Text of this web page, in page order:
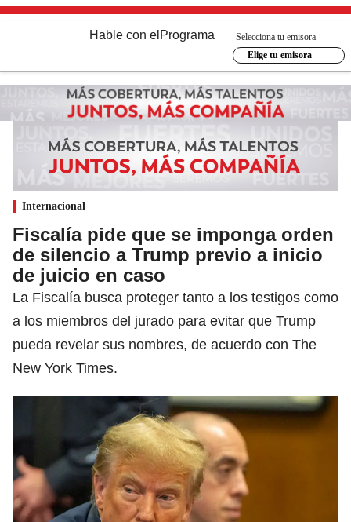
Hable con el Programa
Selecciona tu emisora
Elige tu emisora
Internacional
Fiscalía pide que se imponga orden
de silencio a Trump previo a inicio
de juicio en caso
La Fiscalía busca proteger tanto a los testigos como
a los miembros del jurado para evitar que Trump
pueda revelar sus nombres, de acuerdo con The
New York Times.